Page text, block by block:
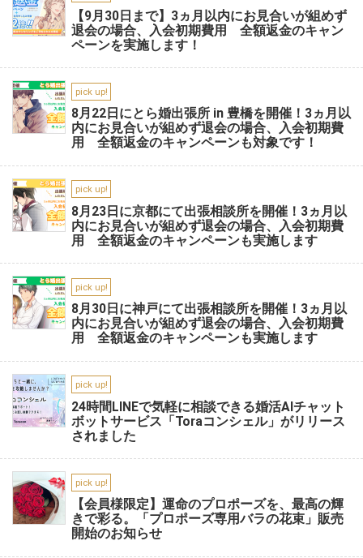
【9月30日まで】3ヵ月以内にお見合いが組めず
退会の場合、入会初期費用 全額返金のキャン
ペーンを実施します！
pick up!
8月22日にとら婚出張所 in 豊橋を開催！3ヵ月以
内にお見合いが組めず退会の場合、入会初期費
用 全額返金のキャンペーンも対象です！
pick up!
8月23日に京都にて出張相談所を開催！3ヵ月以
内にお見合いが組めず退会の場合、入会初期費
用 全額返金のキャンペーンも実施します
pick up!
8月30日に神戸にて出張相談所を開催！3ヵ月以
内にお見合いが組めず退会の場合、入会初期費
用 全額返金のキャンペーンも実施します
pick up!
24時間LINEで気軽に相談できる婚活AIチャット
ボットサービス「Toraコンシェル」がリリース
されました
pick up!
【会員様限定】運命のプロポーズを、最高の輝
きで彩る。「プロポーズ専用バラの花束」販売
開始のお知らせ